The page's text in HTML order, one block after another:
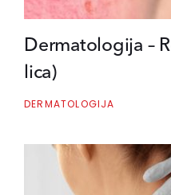
Dermatologija –
lica)
DERMATOLOGIJA